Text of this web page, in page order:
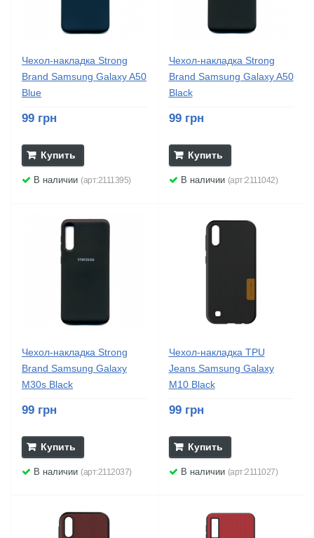
Чехол-накладка Strong
Brand Samsung Galaxy A50
Blue
99 грн
Купить
В наличии (арт:2111395)
Чехол-накладка Strong
Brand Samsung Galaxy A50
Black
99 грн
Купить
В наличии (арт:2111042)
Чехол-накладка Strong
Brand Samsung Galaxy
M30s Black
99 грн
Купить
В наличии (арт:2112037)
Чехол-накладка TPU
Jeans Samsung Galaxy
M10 Black
99 грн
Купить
В наличии (арт:2111027)